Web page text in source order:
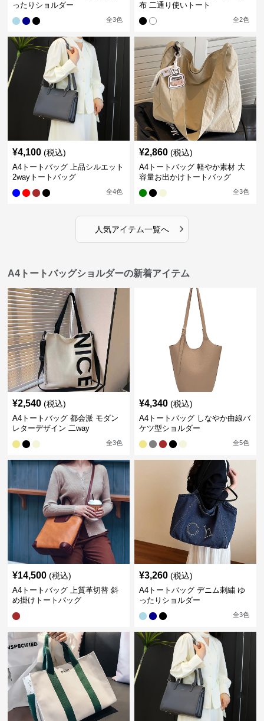
ったりショルダー
全3色
布 二通り使いトート
全2色
¥4,100 (税込)
A4トートバッグ 上品シルエット
2wayトートバッグ
全4色
¥2,860 (税込)
A4トートバッグ 軽やか素材 大
容量お出かけトートバッグ
全3色
人気アイテム一覧へ ›
A4トートバッグショルダーの新着アイテム
¥2,540 (税込)
A4トートバッグ 都会派 モダン
レターデザイン 二way
全3色
¥4,340 (税込)
A4トートバッグ しなやか曲線バ
ケツ型ショルダー
全5色
¥14,500 (税込)
A4トートバッグ 上質革切替 斜
め掛けトートバッグ
¥3,260 (税込)
A4トートバッグ デニム刺繍 ゆ
ったりショルダー
全3色